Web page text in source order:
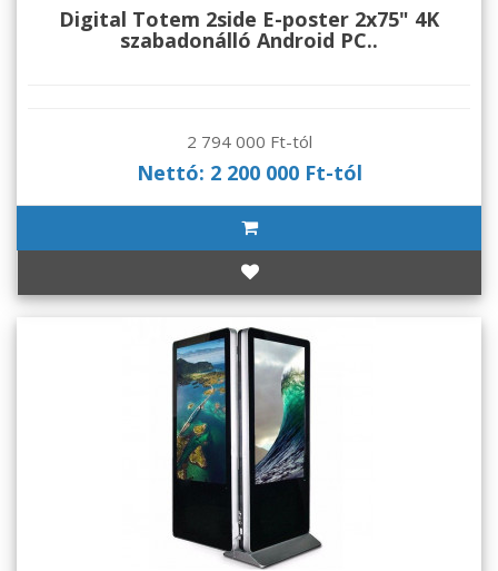
Digital Totem 2side E-poster 2x75" 4K
szabadonálló Android PC..
2 794 000 Ft-tól
Nettó: 2 200 000 Ft-tól